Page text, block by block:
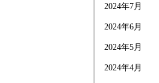
2024年7月
2024年6月
2024年5月
2024年4月